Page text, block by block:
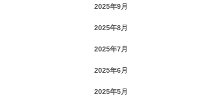
2025年9月
2025年8月
2025年7月
2025年6月
2025年5月